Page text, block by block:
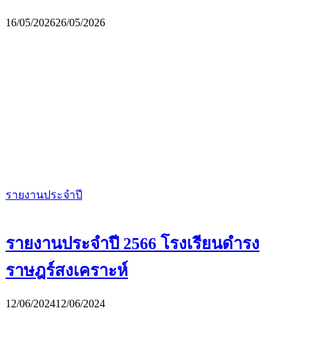
16/05/202626/05/2026
รายงานประจำปี
รายงานประจำปี 2566 โรงเรียนดำรง
ราษฎร์สงเคราะห์
12/06/202412/06/2024